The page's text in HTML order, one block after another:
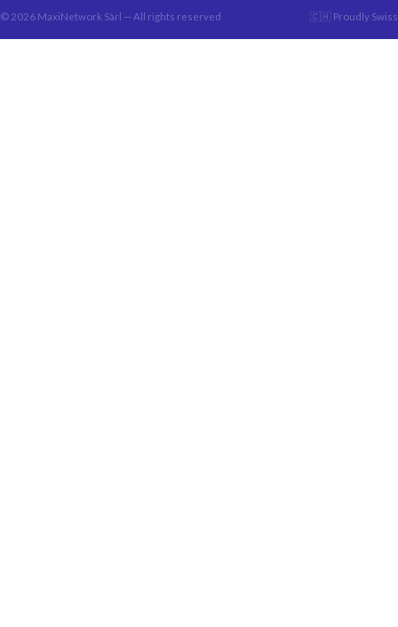
© 2026 MaxiNetwork Sàrl — All rights reserved 🇨🇭 Proudly Swiss